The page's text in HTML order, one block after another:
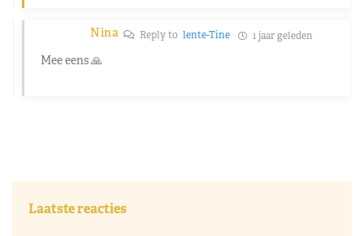
Nina Reply to lente-Tine 1 jaar geleden
Mee eens 🙏
Laatste reacties